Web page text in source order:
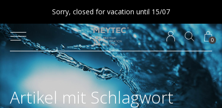
0
Sorry, closed for vacation until 15/07
Artikel mit Schlagwort